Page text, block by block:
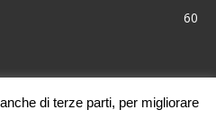
60
Cronaca Economia Eventi
di terze parti, per migliorare